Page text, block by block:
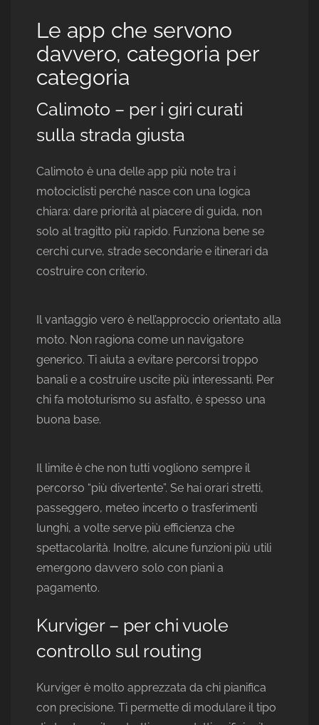
Le app che servono
davvero, categoria per
categoria
Calimoto – per i giri curati
sulla strada giusta
Calimoto è una delle app più note tra i
motociclisti perché nasce con una logica
chiara: dare priorità al piacere di guida, non
solo al tragitto più rapido. Funziona bene se
cerchi curve, strade secondarie e itinerari da
costruire con criterio.
Il vantaggio vero è nell’approccio orientato alla
moto. Non ragiona come un navigatore
generico. Ti aiuta a evitare percorsi troppo
banali e a costruire uscite più interessanti. Per
chi fa mototurismo su asfalto, è spesso una
buona base.
Il limite è che non tutti vogliono sempre il
percorso “più divertente”. Se hai orari stretti,
passeggero, meteo incerto o trasferimenti
lunghi, a volte serve più efficienza che
spettacolarità. Inoltre, alcune funzioni più utili
emergono davvero solo con piani a
pagamento.
Kurviger – per chi vuole
controllo sul routing
Kurviger è molto apprezzata da chi pianifica
con precisione. Ti permette di modulare il tipo